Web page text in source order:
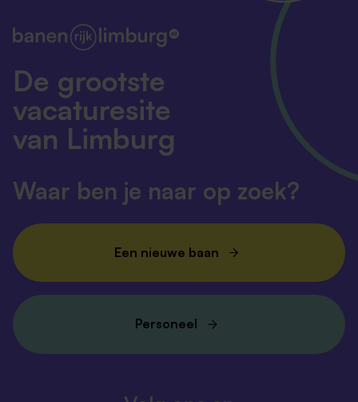
De grootste
vacaturesite
van Limburg
Waar ben je naar op zoek?
Een nieuwe baan
Personeel